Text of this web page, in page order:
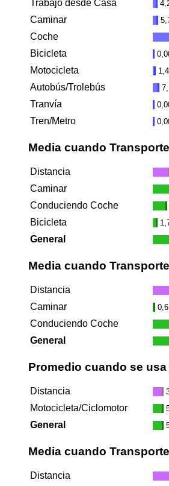
Trabajo desde Casa
Caminar
Coche
Bicicleta
Motocicleta
Autobús/Trolebús
Tranvía
Tren/Metro
Media cuando
Distancia
Caminar
Conduciendo Coche
Bicicleta
General
Media cuando
Distancia
Caminar
Conduciendo Coche
General
Promedio cuando se
Distancia
Motocicleta/Ciclomotor
General
Media cuando
Distancia